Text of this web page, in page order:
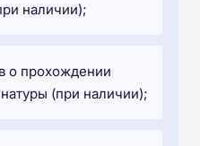
наличии);
о прохождении
(при наличии);